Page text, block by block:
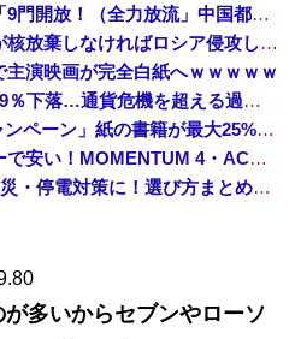
中国「大洪水！」三峡ダム「9門開放！（全力放流」中国都市「三峡沿線の道路水没」中国政府「高速道路封鎖！」中国ダム「緊急放流に合わせて開門（土砂崩れ発生」→
石破茂前総理「ウクライナが核放棄しなければロシア侵攻しなかった」！
演映画が完全白紙へｗｗｗｗｗ
【韓国株】 7月のKOSPI 28.9％下落…通貨危機を超える過去最大の下げ幅
Amazon「夏のポイントキャンペーン」紙の書籍が最大25%ポイント還元 対象と条件を整理（2026年7月）
ゼンハイザーがプライムデーで安い！MOMENTUM 4・ACCENTUMなど対象モデルまとめ！
Jackeryポータブル電源が防災・停電対策に！選び方まとめ【プライムデー最終日】
多いからセブンやローソ